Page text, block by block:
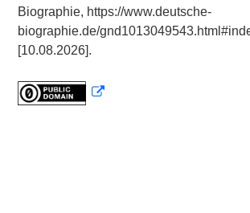
Biographie, https://www.deutsche-
biographie.de/
[10.08.2026].